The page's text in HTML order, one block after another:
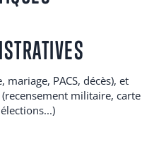
PACS, décès), et
militaire, carte